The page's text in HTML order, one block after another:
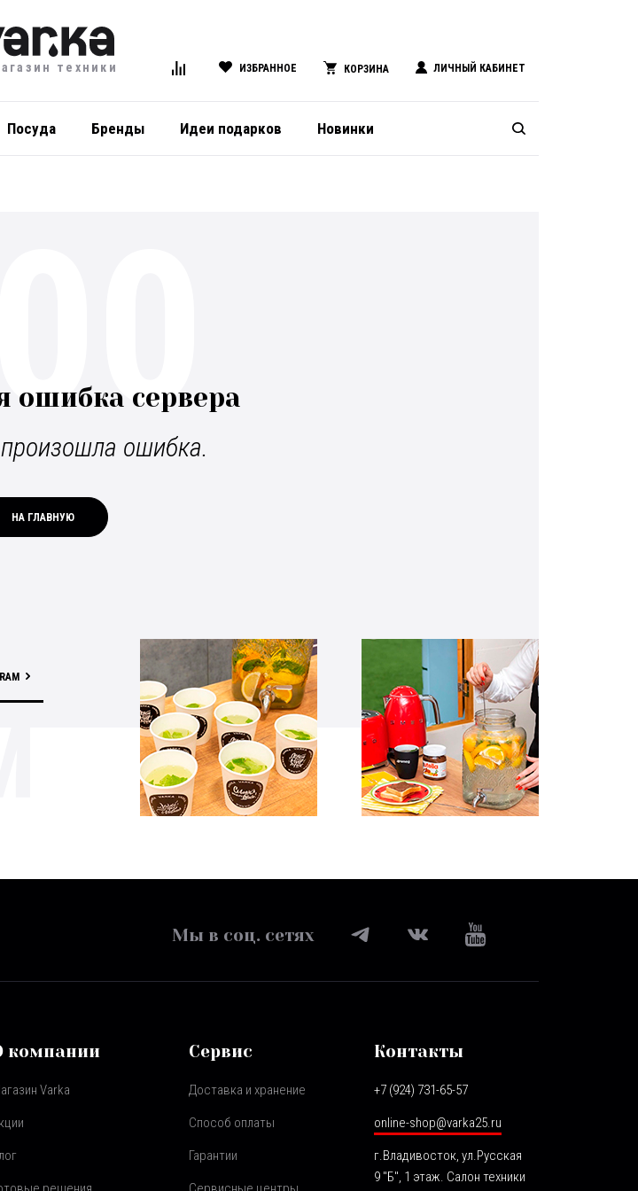
техники ИЗБРАННОЕ КОРЗИНА ЛИЧНЫЙ КАБИНЕТ
Посуда Бренды Идеи подарков Новинки
ошибка сервера
ошибка.
НА ГЛАВНУЮ
Мы в соц. сетях
компании
Varka
Сервис
Доставка и хранение
Способ оплаты
Гарантии
Контакты
+7 (924) 731-65-57
online-shop@varka25.ru
г.Владивосток, ул.Русская
9 "Б", 1 этаж. Салон техники